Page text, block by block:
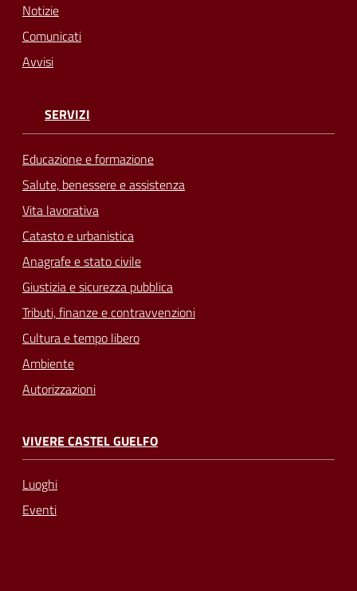
Notizie
Comunicati
Avvisi
SERVIZI
Educazione e formazione
Salute, benessere e assistenza
Vita lavorativa
Catasto e urbanistica
Anagrafe e stato civile
Giustizia e sicurezza pubblica
Tributi, finanze e contravvenzioni
Cultura e tempo libero
Ambiente
Autorizzazioni
VIVERE CASTEL GUELFO
Luoghi
Eventi